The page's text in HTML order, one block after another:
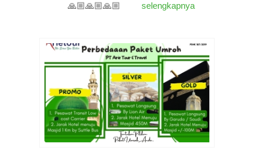
🙏🏼🙏🏼🙏🏼 selengkapnya